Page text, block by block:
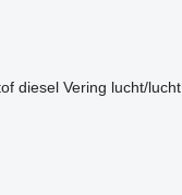
diesel Vering lucht/lucht